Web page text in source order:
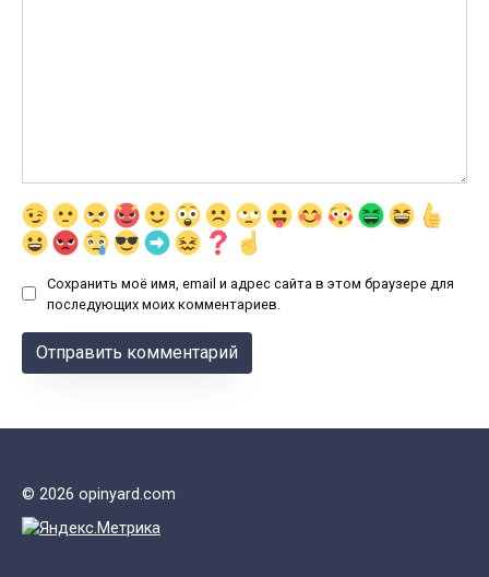
Сохранить моё имя, email и адрес сайта в этом браузере для
последующих моих комментариев.
© 2026 opinyard.com